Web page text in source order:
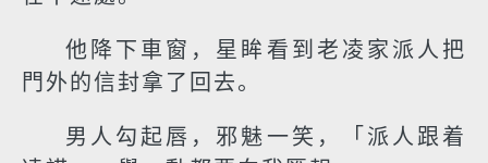
他降下車窗，星眸看到老凌家派人把
門外的信封拿了回去。
男人勾起唇，邪魅一笑，「派人跟着